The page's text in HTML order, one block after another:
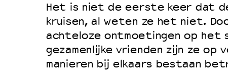
Het is niet de eerste keer dat
kruisen, al weten ze het niet.
achteloze ontmoetingen op het
gezamenlijke vrienden zijn ze op
manieren bij elkaars bestaan